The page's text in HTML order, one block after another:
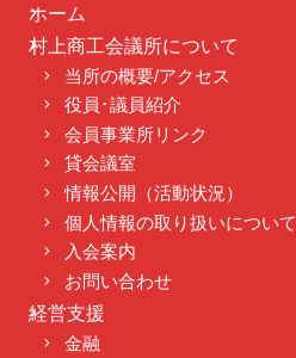
ホーム
村上商工会議所について
当所の概要/アクセス
役員･議員紹介
会員事業所リンク
貸会議室
情報公開（活動状況）
個人情報の取り扱いについて
入会案内
お問い合わせ
経営支援
金融